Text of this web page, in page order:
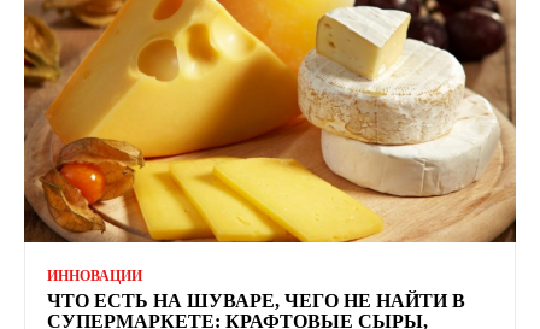
ИННОВАЦИИ
ЧТО ЕСТЬ НА ШУВАРЕ, ЧЕГО НЕ НАЙТИ В
СУПЕРМАРКЕТЕ: КРАФТОВЫЕ СЫРЫ,